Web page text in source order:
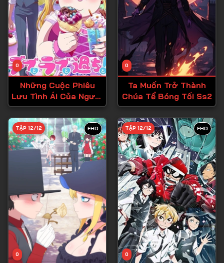
Tập 11
Tập 12
Tập 13
Tập 14
Tập 15
Tập 17
Tập 18
Tập 19
Tập 20
Tập 21
Tập 22
Tập 23
Tập 24
Tập 25
0
Những Cuộc Phiêu
Lưu Tình Ái Của Người
Ngoại Cỡ!
0
Ta Muốn Trở Thành
Chúa Tể Bóng Tối Ss2
FHD
0
TẬP 12/12 FHD
0
TẬP 12/12